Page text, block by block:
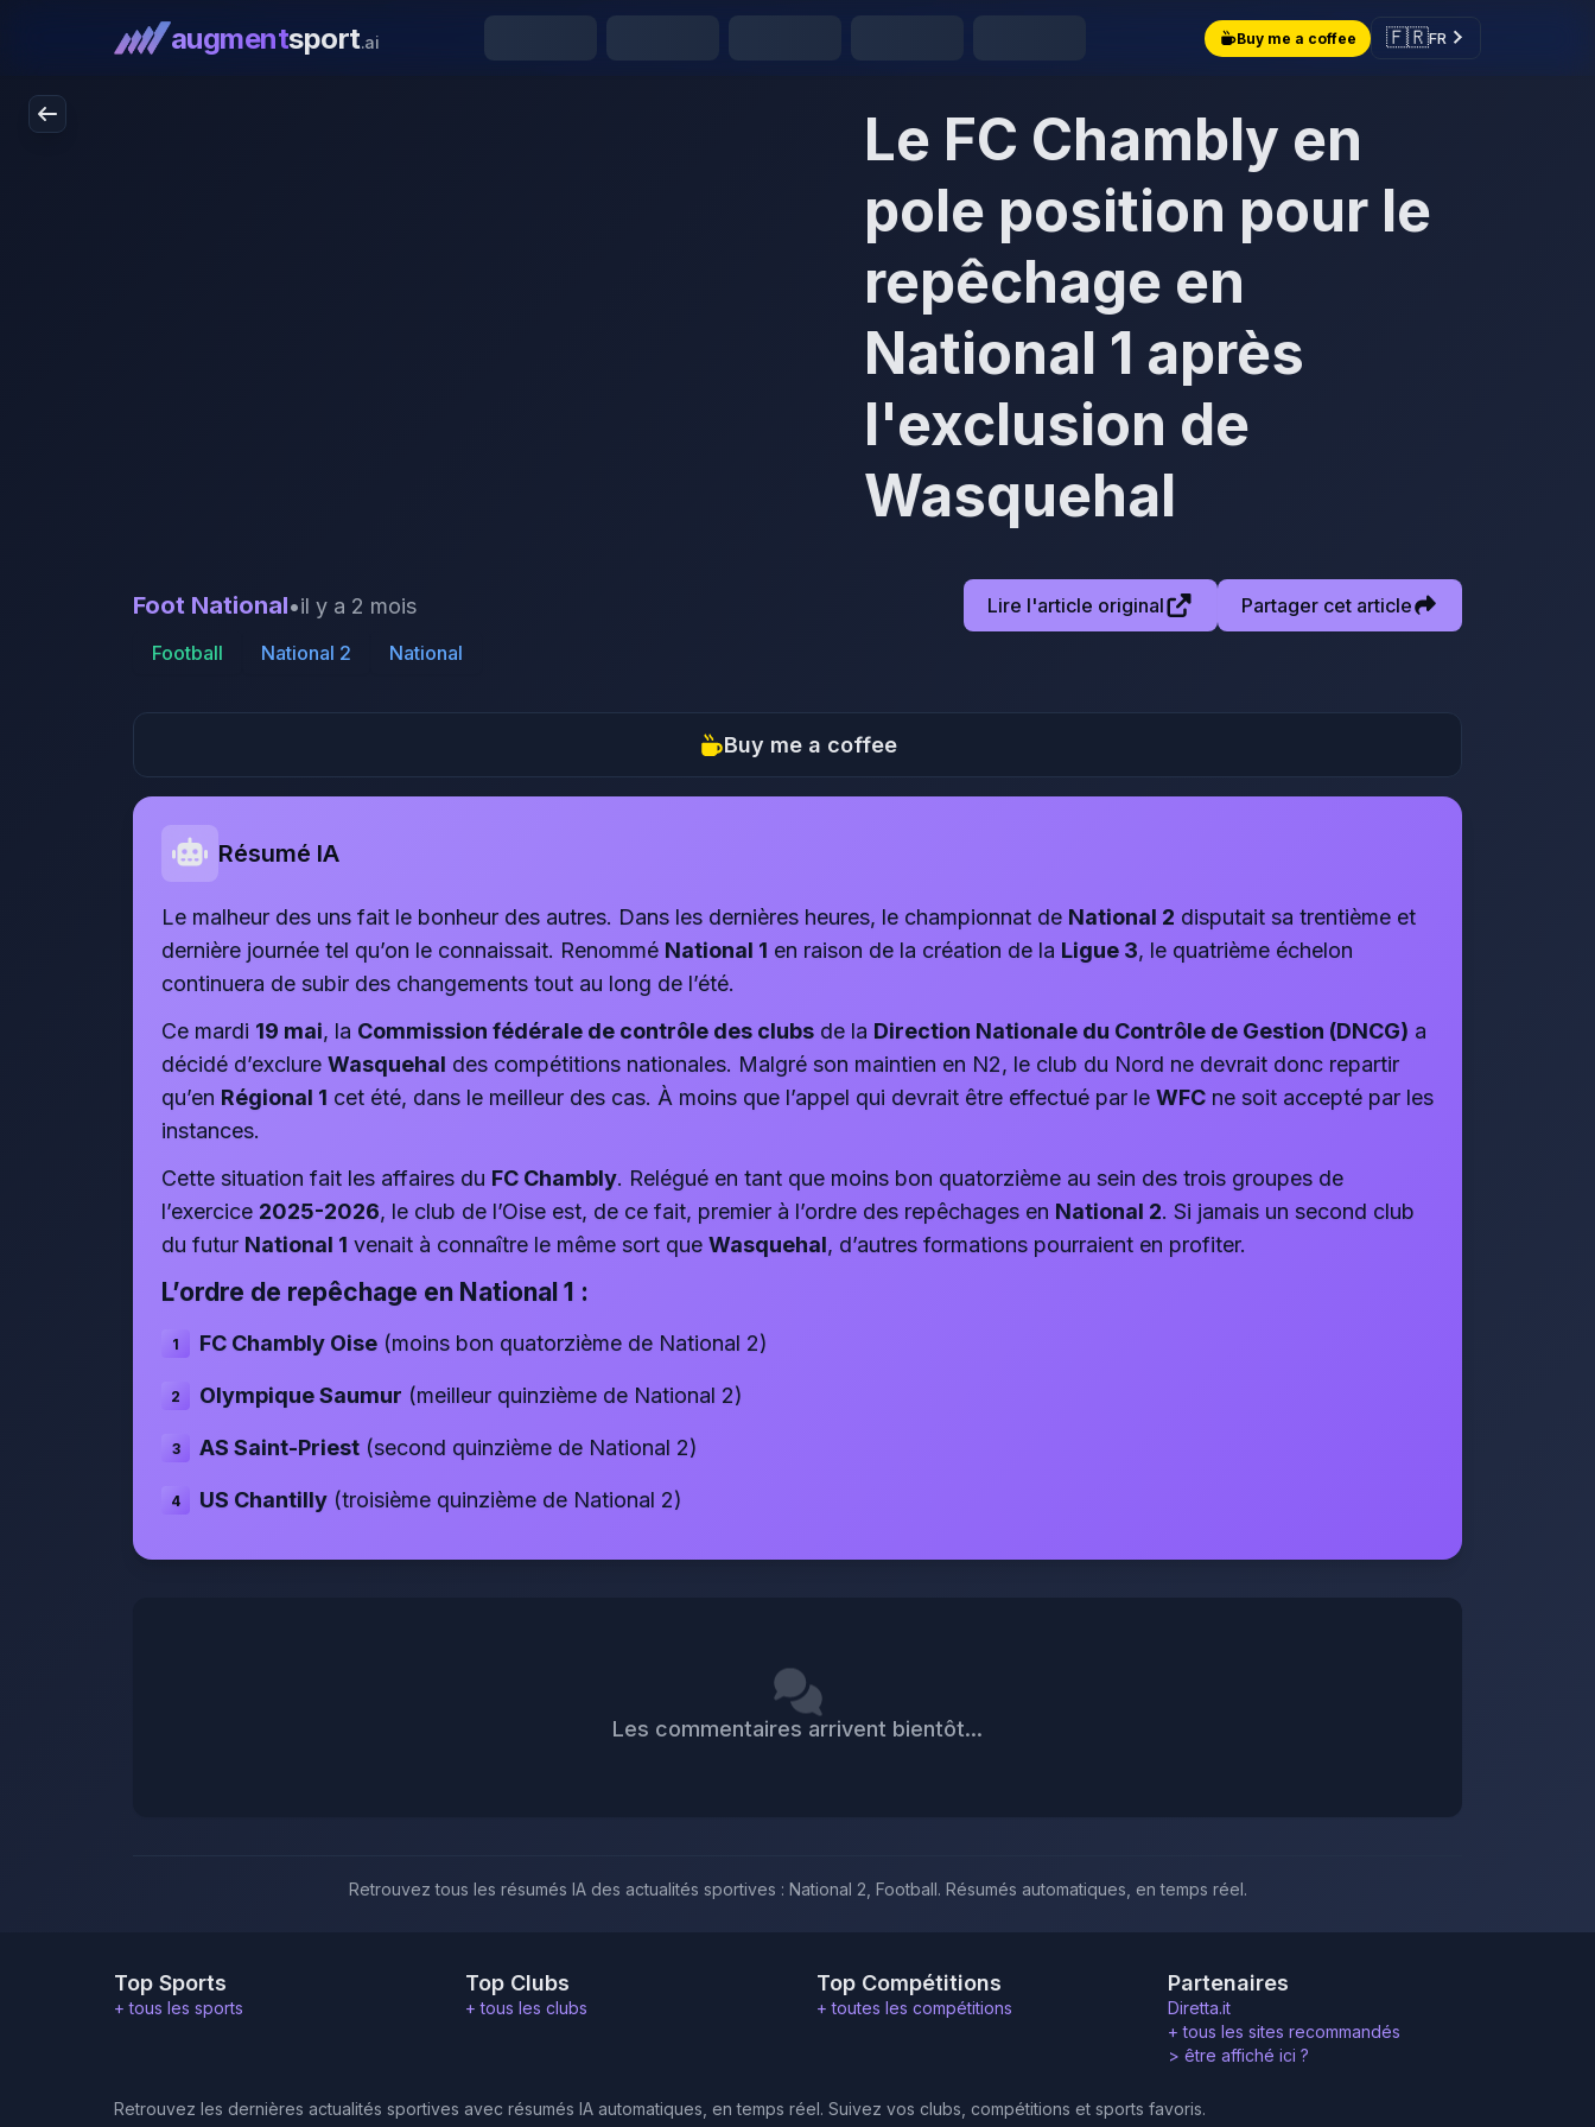
augmentsport.ai Buy me a coffee 🇫🇷FR
Le FC Chambly en
pole position pour le
repêchage en
National 1 après
l'exclusion de
Wasquehal
Foot National•il y a 2 mois Lire l'article original
Partager cet article
Football
National 2 National
Buy me a coffee
Résumé IA
Le malheur des uns fait le bonheur des autres. Dans les dernières heures, le championnat de National 2 disputait sa trentième et
dernière journée tel qu’on le connaissait. Renommé National 1 en raison de la création de la Ligue 3, le quatrième échelon
continuera de subir des changements tout au long de l’été.
Ce mardi 19 mai, la Commission fédérale de contrôle des clubs de la Direction Nationale du Contrôle de Gestion (DNCG) a
décidé d’exclure Wasquehal des compétitions nationales. Malgré son maintien en N2, le club du Nord ne devrait donc repartir
qu’en Régional 1 cet été, dans le meilleur des cas. À moins que l’appel qui devrait être effectué par le WFC ne soit accepté par les
instances.
Cette situation fait les affaires du FC Chambly. Relégué en tant que moins bon quatorzième au sein des trois groupes de
l’exercice 2025-2026, le club de l’Oise est, de ce fait, premier à l’ordre des repêchages en National 2. Si jamais un second club
du futur National 1 venait à connaître le même sort que Wasquehal, d’autres formations pourraient en profiter.
L’ordre de repêchage en National 1 :
FC Chambly Oise (moins bon quatorzième de National 2)
Olympique Saumur (meilleur quinzième de National 2)
AS Saint-Priest (second quinzième de National 2)
US Chantilly (troisième quinzième de National 2)
Les commentaires arrivent bientôt...
Retrouvez tous les résumés IA des actualités sportives : National 2, Football. Résumés automatiques, en temps réel.
Top Sports
+ tous les sports
Top Clubs
+ tous les clubs
Top Compétitions
+ toutes les compétitions
Partenaires
Diretta.it
+ tous les sites recommandés
> être affiché ici ?
Retrouvez les dernières actualités sportives avec résumés IA automatiques, en temps réel. Suivez vos clubs, compétitions et sports favoris.